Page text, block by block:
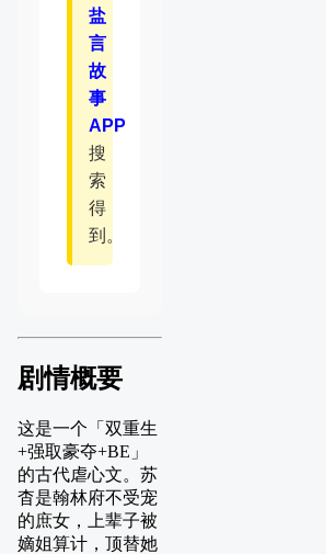
盐
言
故
事
APP
搜
索
得
到。
剧情概要
这是一个「双重生
+强取豪夺+BE」
的古代虐心文。苏
杳是翰林府不受宠
的庶女，上辈子被
嫡姐算计，顶替她